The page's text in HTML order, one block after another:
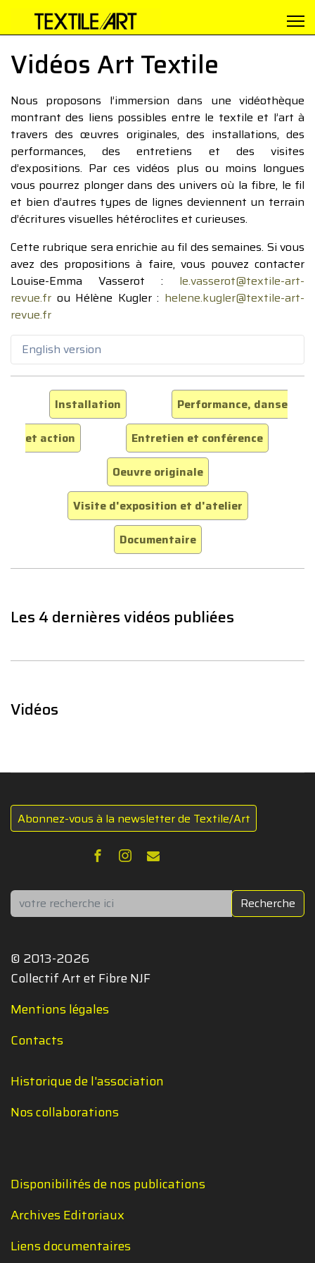
Vidéos Art Textile
Nous proposons l’immersion dans une vidéothèque
montrant des liens possibles entre le textile et l’art à
travers des œuvres originales, des installations, des
performances, des entretiens et des visites
d’expositions. Par ces vidéos plus ou moins longues
vous pourrez plonger dans des univers où la fibre, le fil
et bien d’autres types de lignes deviennent un terrain
d’écritures visuelles hétéroclites et curieuses.
Cette rubrique sera enrichie au fil des semaines. Si vous
avez des propositions à faire, vous pouvez contacter
Louise-Emma Vasserot : le.vasserot@textile-art-
revue.fr ou Hélène Kugler : helene.kugler@textile-art-
revue.fr
English version
Installation
Performance, danse
et action
Entretien et conférence
Oeuvre originale
Visite d'exposition et d'atelier
Documentaire
Les 4 dernières vidéos publiées
Vidéos
Abonnez-vous à la newsletter de Textile/Art
Rechercher Recherche
© 2013-2026
Collectif Art et Fibre NJF
Mentions légales
Contacts
Historique de l'association
Nos collaborations
Disponibilités de nos publications
Archives Editoriaux
Liens documentaires